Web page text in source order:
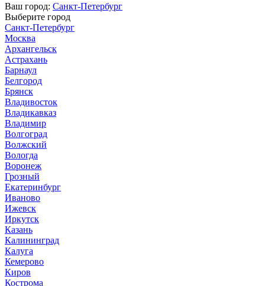
Ваш город: Санкт-Петербург
Выберите город
Санкт-Петербург
Москва
Архангельск
Астрахань
Барнаул
Белгород
Брянск
Владивосток
Владикавказ
Владимир
Волгоград
Волжский
Вологда
Воронеж
Грозный
Екатеринбург
Иваново
Ижевск
Иркутск
Казань
Калининград
Калуга
Кемерово
Киров
Кострома